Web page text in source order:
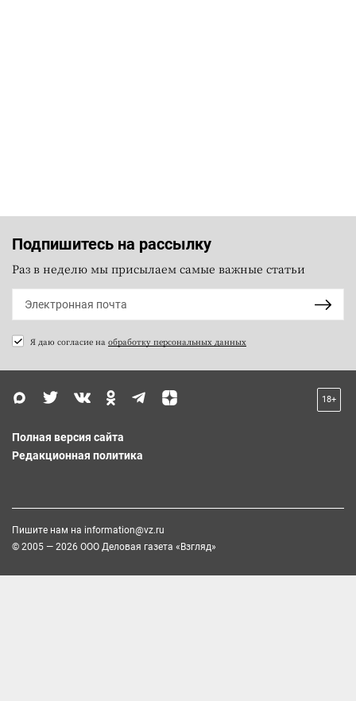
Подпишитесь на рассылку
Раз в неделю мы присылаем самые важные статьи
Я даю согласие на обработку персональных данных
18+
Полная версия сайта
Редакционная политика
Пишите нам на information@vz.ru
© 2005 — 2026 ООО Деловая газета «Взгляд»